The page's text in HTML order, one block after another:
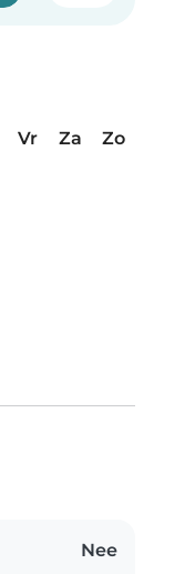
Vr Za
Zo
Nee